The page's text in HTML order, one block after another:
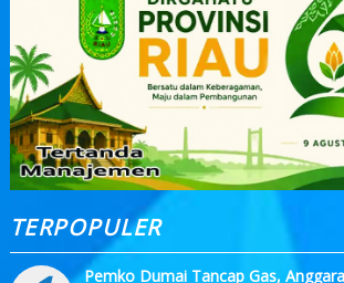
TERPOPULER
Pemko Dumai Tancap Gas,